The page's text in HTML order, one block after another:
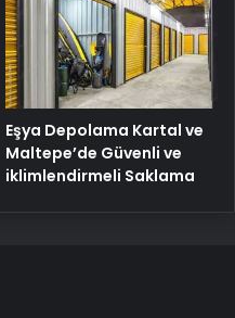
Eşya Depolama Kartal ve
Maltepe’de Güvenli ve
iklimlendirmeli Saklama